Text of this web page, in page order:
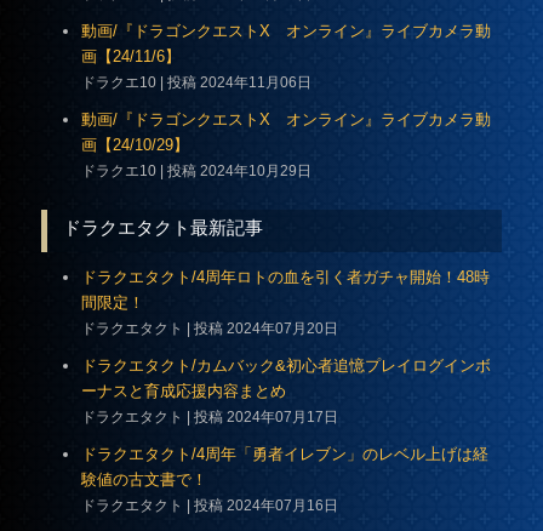
動画/『ドラゴンクエストX オンライン』ライブカメラ動
画【24/11/6】
ドラクエ10 投稿 2024年11月06日
動画/『ドラゴンクエストX オンライン』ライブカメラ動
画【24/10/29】
ドラクエ10 投稿 2024年10月29日
ドラクエタクト最新記事
ドラクエタクト/4周年ロトの血を引く者ガチャ開始！48時
間限定！
ドラクエタクト 投稿 2024年07月20日
ドラクエタクト/カムバック&初心者追憶プレイログインボ
ーナスと育成応援内容まとめ
ドラクエタクト 投稿 2024年07月17日
ドラクエタクト/4周年「勇者イレブン」のレベル上げは経
験値の古文書で！
ドラクエタクト 投稿 2024年07月16日